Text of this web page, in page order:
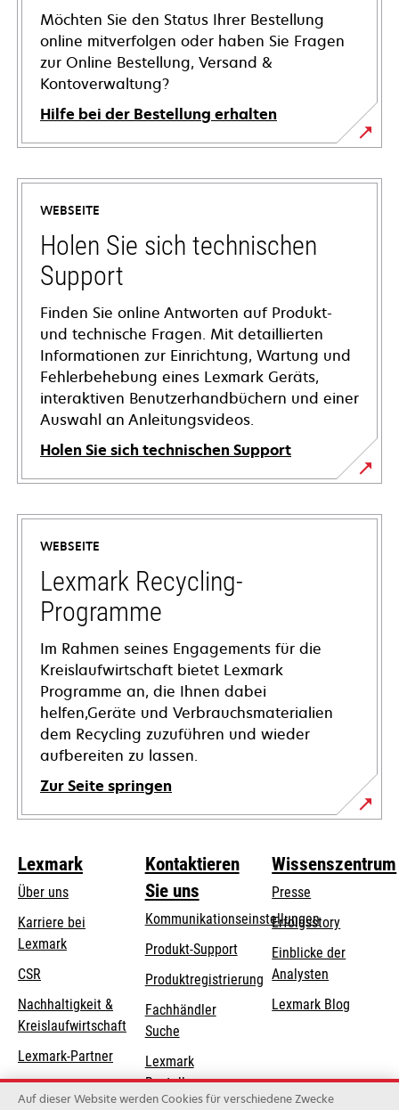
Möchten Sie den Status Ihrer Bestellung
online mitverfolgen oder haben Sie Fragen
zur Online Bestellung, Versand &
Kontoverwaltung?
Hilfe bei der Bestellung erhalten
WEBSEITE
Holen Sie sich technischen
Support
Finden Sie online Antworten auf Produkt-
und technische Fragen. Mit detaillierten
Informationen zur Einrichtung, Wartung und
Fehlerbehebung eines Lexmark Geräts,
interaktiven Benutzerhandbüchern und einer
Auswahl an Anleitungsvideos.
Holen Sie sich technischen Support
wird
in
neuen
Registerkarte
geöffnet
WEBSEITE
Lexmark Recycling-
Programme
Im Rahmen seines Engagements für die
Kreislaufwirtschaft bietet Lexmark
Programme an, die Ihnen dabei
helfen,Geräte und Verbrauchsmaterialien
dem Recycling zuzuführen und wieder
aufbereiten zu lassen.
Zur Seite springen
Lexmark
Über uns
Karriere bei
Lexmark
CSR
Nachhaltigkeit &
Kreislaufwirtschaft
Lexmark-Partner
Kontaktieren
Sie uns
Kommunikationseinstellungen
wird
in
einer
neuen
Registerkarte
geöffnet
Produkt-Supportwird
einer
neuen
Produktregistrierung
Fachhändler
Suche
Lexmark
Bestellungen
Wissenszentrum
Presse
Erfolgsstory
Einblicke der
Analysten
Lexmark Blog
Auf dieser Website werden Cookies für verschiedene Zwecke